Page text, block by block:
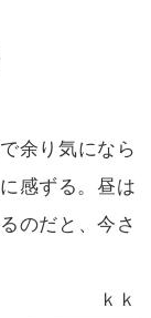
余り気になら
感ずる。昼は
のだと、今 さ
ｋｋ